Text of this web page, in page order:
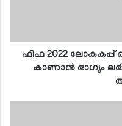
ഫിഫ 2022 ലോകകപ്പ്
കാണാന്‍ ഭാഗ്യം